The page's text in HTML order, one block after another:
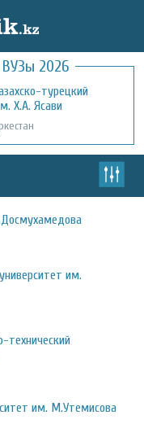
ВУЗы 2026
турецкий
Х.А. Ясави
открытый
университет
Кызылорда
им.
технический
им. М.Утемисова